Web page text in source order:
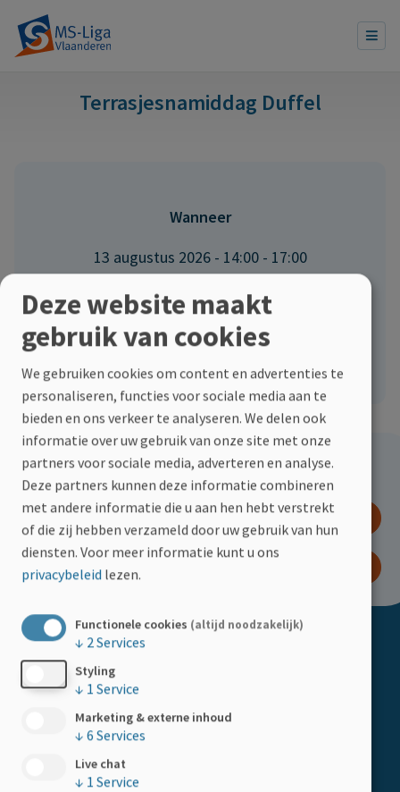
Terrasjesnamiddag Duffel
Wanneer
13 augustus 2026 - 14:00- 17:00
Locatie
Duffel
Hoe kan jij helpen?
DOE EEN GIFT
Boemerangstraat 4, 3900 Pelt
078 48 20 82
Deze website maakt
gebruik van cookies
We gebruiken cookies om content en advertenties te
personaliseren, functies voor sociale media aan te
bieden en ons verkeer te analyseren. We delen ook
informatie over uw gebruik van onze site met onze
partners voor sociale media, adverteren en analyse.
Deze partners kunnen deze informatie combineren
met andere informatie die u aan hen hebt verstrekt
of die zij hebben verzameld door uw gebruik van hun
diensten. Voor meer informatie kunt u ons
privacybeleid lezen.
Functionele cookies (altijd noodzakelijk)
↓ 2 Services
Styling
↓ 1 Service
Marketing & externe inhoud
↓ 6 Services
Live chat
↓ 1 Service